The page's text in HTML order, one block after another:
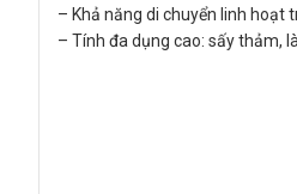
– Khả năng di chuyển linh hoạt
– Tính đa dụng cao: sấy thảm,